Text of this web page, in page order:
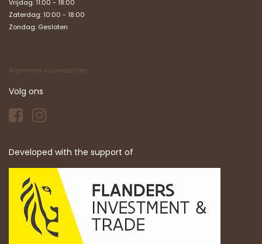
Vrijdag: 11:00 - 18:00
Zaterdag: 10:00 - 18:00
Zondag: Gesloten
Algemene voorwaarden
Volg ons
Developed with the support of